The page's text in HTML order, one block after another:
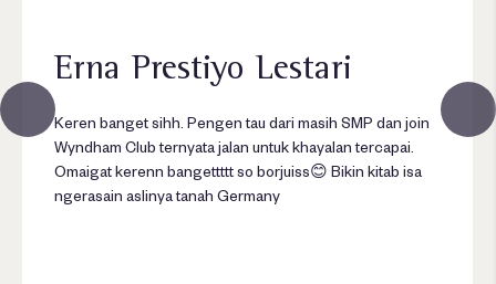
Erna Prestiyo Lestari
Keren banget sihh. Pengen tau dari masih SMP dan join
Wyndham Club ternyata jalan untuk khayalan tercapai.
Omaigat kerenn bangettttt so borjuiss😊 Bikin kitab isa
ngerasain aslinya tanah Germany